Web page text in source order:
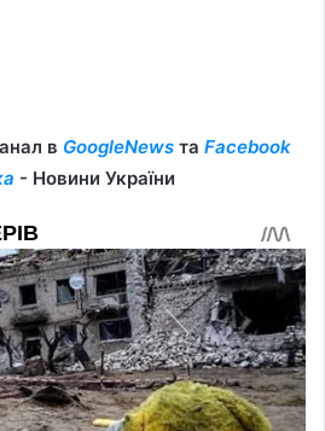
в GoogleNews та Facebook
- Новини України